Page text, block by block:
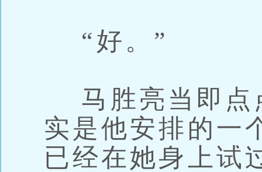
“好。”
马胜亮当即点
实是他安排的一
已经在她身上试